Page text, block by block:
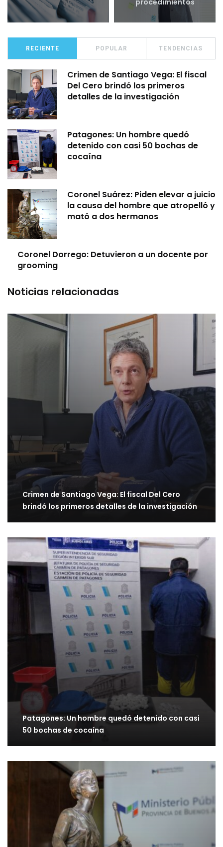
RECIENTE POPULAR TENDENCIAS
Crimen de Santiago Vega: El fiscal
Del Cero brindó los primeros
detalles de la investigación
Patagones: Un hombre quedó
detenido con casi 50 bochas de
cocaína
Coronel Suárez: Piden elevar a juicio
la causa del hombre que atropelló y
mató a dos hermanos
Coronel Dorrego: Detuvieron a un docente por
grooming
Noticias relacionadas
Crimen de Santiago Vega: El fiscal Del Cero
brindó los primeros detalles de la investigación
Patagones: Un hombre quedó detenido con casi
50 bochas de cocaína